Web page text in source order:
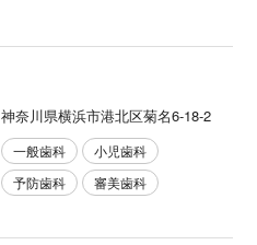
神奈川県横浜市港北区菊名6-18-2
一般歯科
小児歯科
予防歯科
審美歯科